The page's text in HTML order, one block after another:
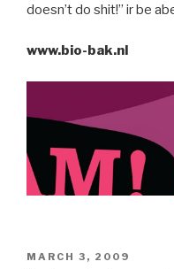
doesn’t do shit!” ir be
www.bio-bak.nl
POSTED
MARCH 3, 2009